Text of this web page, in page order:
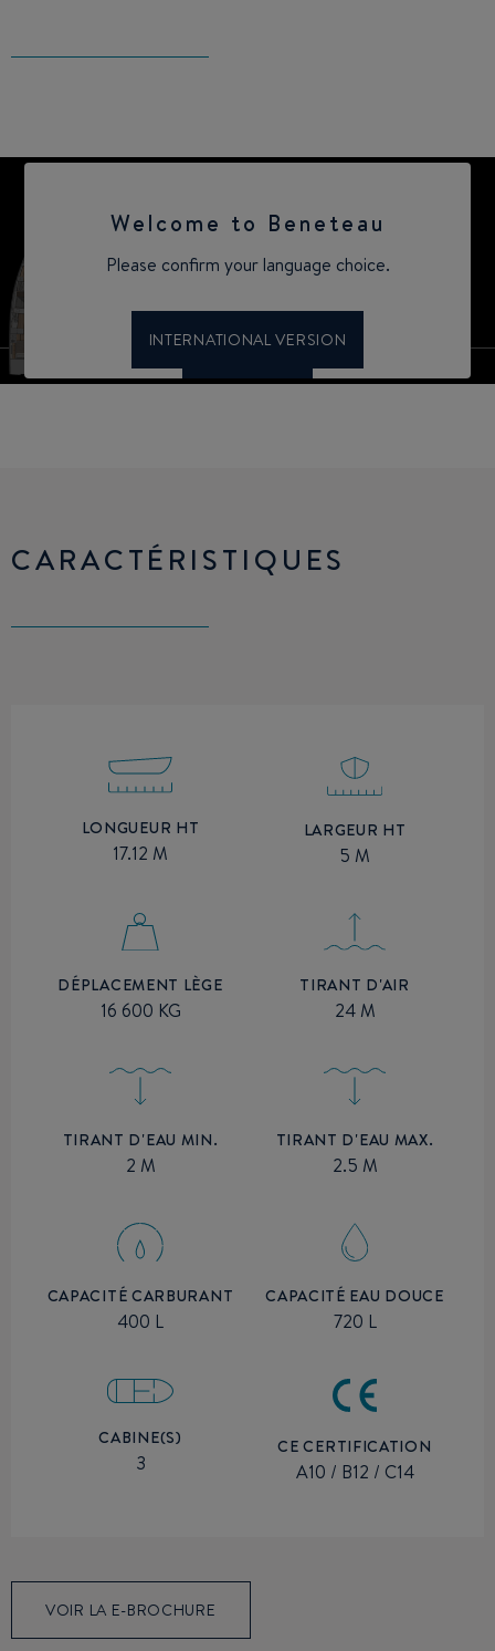
CARACTÉRISTIQUES
LONGUEUR HT
17.12 M
LARGEUR HT
5 M
DÉPLACEMENT LÈGE
16 600 KG
TIRANT D'AIR
24 M
TIRANT D'EAU MIN.
2 M
TIRANT D'EAU MAX.
2.5 M
CAPACITÉ CARBURANT
400 L
CAPACITÉ EAU DOUCE
720 L
CABINE(S)
3
CE CERTIFICATION
A10 / B12 / C14
VOIR LA E-BROCHURE